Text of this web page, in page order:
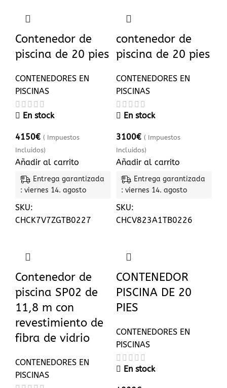
Contenedor de
piscina de 20 pies
CONTENEDORES EN
PISCINAS
En stock
4150€ ( Impuestos
Incluidos)
Añadir al carrito
Entrega garantizada
: viernes 14. agosto
SKU:
CHCK7V7ZGTB0227
contenedor de
piscina de 20 pies
CONTENEDORES EN
PISCINAS
En stock
3100€ ( Impuestos
Incluidos)
Añadir al carrito
Entrega garantizada
: viernes 14. agosto
SKU:
CHCV823A1TB0226
Contenedor de
piscina SP02 de
11,8 m con
revestimiento de
fibra de vidrio
CONTENEDORES EN
PISCINAS
CONTENEDOR
PISCINA DE 20
PIES
CONTENEDORES EN
PISCINAS
En stock